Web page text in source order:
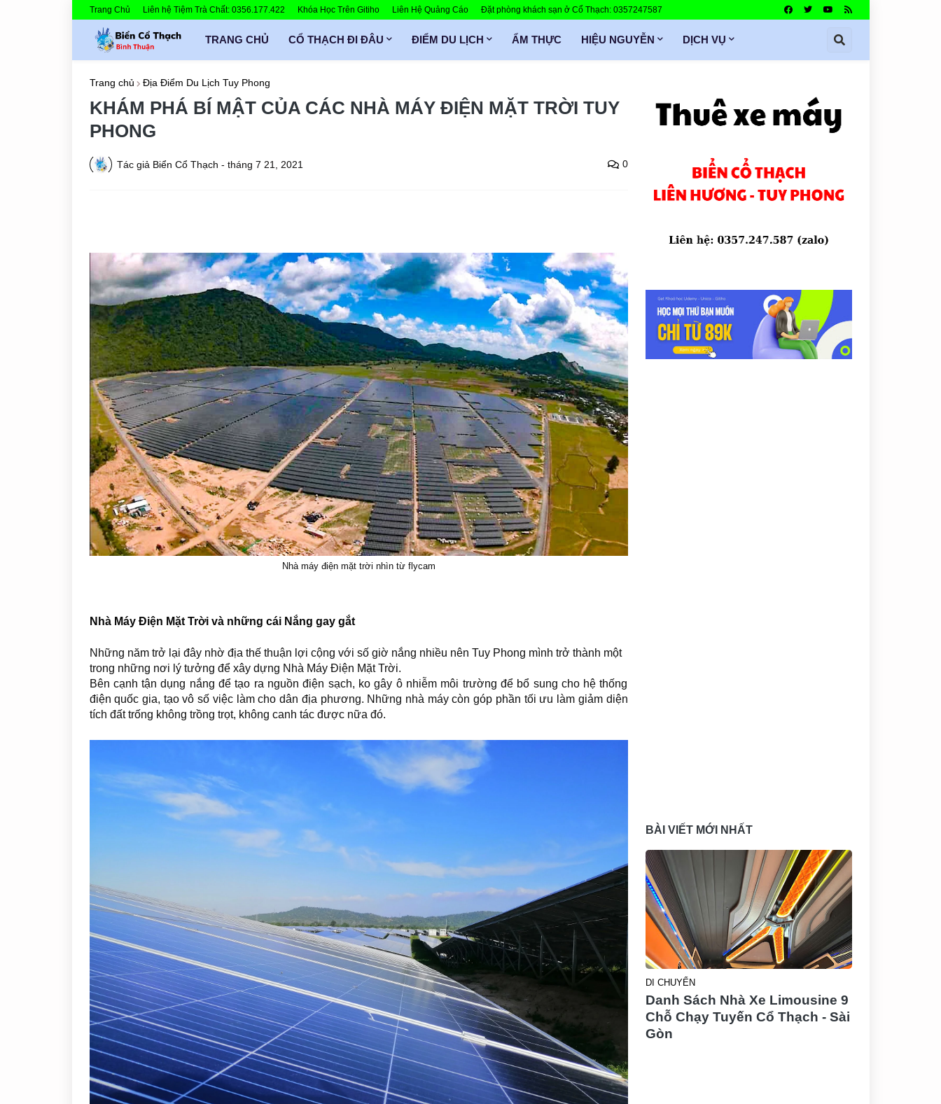
Trang Chủ Liên hệ Tiệm Trà Chất: 0356.177.422 Khóa Học Trên Gitiho Liên Hệ Quảng Cáo Đặt phòng khách sạn ở Cổ Thạch: 0357247587
TRANG CHỦ CỔ THẠCH ĐI ĐÂU ĐIỂM DU LỊCH ẨM THỰC HIỆU NGUYỄN DỊCH VỤ
Trang chủ Địa Điểm Du Lịch Tuy Phong
KHÁM PHÁ BÍ MẬT CỦA CÁC NHÀ MÁY ĐIỆN MẶT TRỜI TUY
PHONG
Tác giả Biển Cổ Thạch - tháng 7 21, 2021 0
Nhà máy điện mặt trời nhìn từ flycam
Nhà Máy Điện Mặt Trời và những cái Nắng gay gắt
Những năm trở lại đây nhờ địa thế thuận lợi cộng với số giờ nắng nhiều nên Tuy Phong mình trở thành một
trong những nơi lý tưởng để xây dựng Nhà Máy Điện Mặt Trời.
Bên cạnh tận dụng nắng để tạo ra nguồn điện sạch, ko gây ô nhiễm môi trường để bổ sung cho hệ thống
điện quốc gia, tạo vô số việc làm cho dân địa phương. Những nhà máy còn góp phần tối ưu làm giảm diện
tích đất trống không trồng trọt, không canh tác được nữa đó.
BÀI VIẾT MỚI NHẤT
DI CHUYỂN
Danh Sách Nhà Xe Limousine 9
Chỗ Chạy Tuyến Cổ Thạch - Sài
Gòn